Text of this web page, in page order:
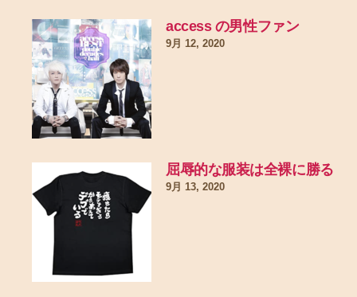
access の男性ファン
9月 12, 2020
屈辱的な服装は全裸に勝る
9月 13, 2020